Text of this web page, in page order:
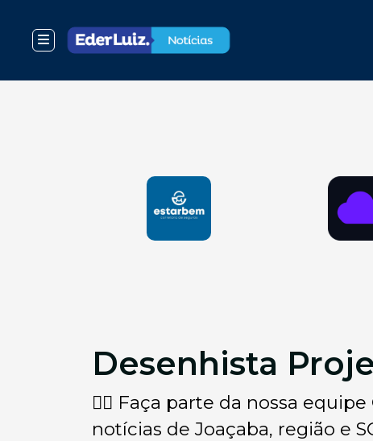
Desenhista
👉🏽 Faça parte da nossa
notícias de Joaçaba, região e